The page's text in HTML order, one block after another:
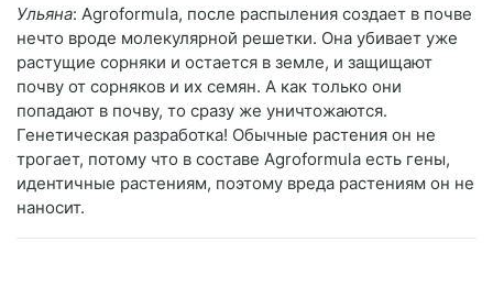
Ульяна: Agroformula, после распыления создает в почве
нечто вроде молекулярной решетки. Она убивает уже
растущие сорняки и остается в земле, и защищают
почву от сорняков и их семян. А как только они
попадают в почву, то сразу же уничтожаются.
Генетическая разработка! Обычные растения он не
трогает, потому что в составе Agroformula есть гены,
идентичные растениям, поэтому вреда растениям он не
наносит.